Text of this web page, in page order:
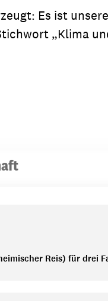
Es ist
„Klima
Reis) für drei